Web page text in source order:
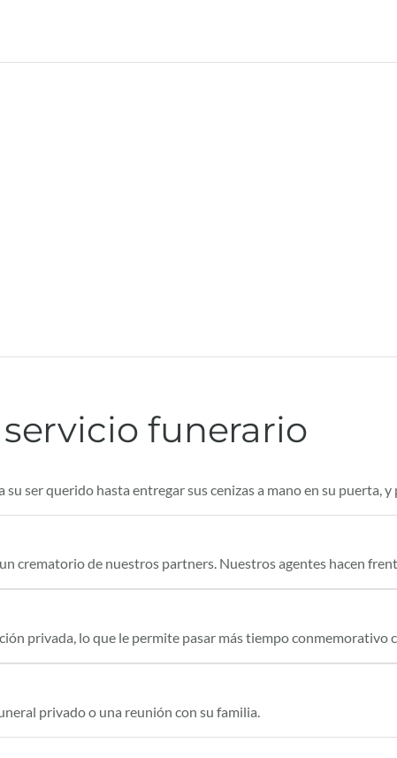
funerario
ser querido hasta entregar sus cenizas a mano en su puerta,
crematorio de nuestros partners. Nuestros agentes hacen
privada, lo que le permite pasar más tiempo conmemorativo
privado o una reunión con su familia.